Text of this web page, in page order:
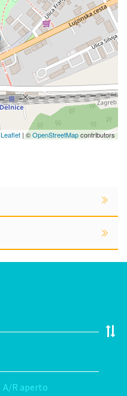
Leaflet | ©OpenStreetMapcontributors
A/R aperto